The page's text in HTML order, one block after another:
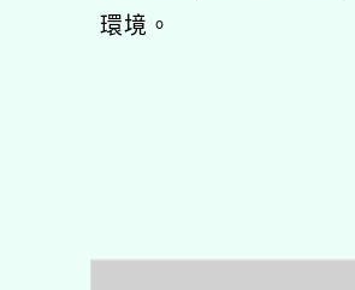
環境。